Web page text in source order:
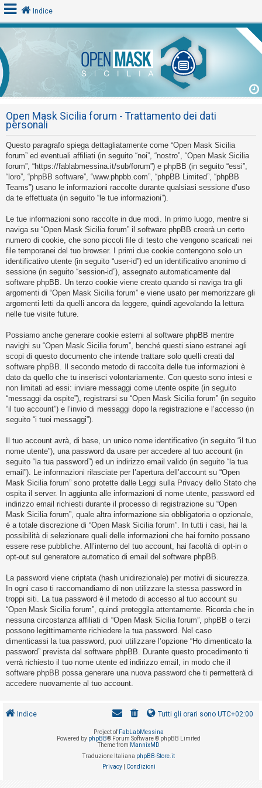
o
g
n
A
r
g
o
m
e
n
t
i
s
e
n
a
r
i
s
p
o
s
t
a
A
r
g
o
m
e
n
t
i
a
t
t
i
v
i
Indice
Open Mask Sicilia forum - Trattamento dei dati
personali
Questo paragrafo spiega dettagliatamente come “Open Mask Sicilia
forum” ed eventuali affiliati (in seguito “noi”, “nostro”, “Open Mask Sicilia
forum”, “https://fablabmessina.it/sub/forum”) e phpBB (in seguito “essi”,
“loro”, “phpBB software”, “www.phpbb.com”, “phpBB Limited”, “phpBB
Teams”) usano le informazioni raccolte durante qualsiasi sessione d’uso
da te effettuata (in seguito “le tue informazioni”).
Le tue informazioni sono raccolte in due modi. In primo luogo, mentre si
naviga su “Open Mask Sicilia forum” il software phpBB creerà un certo
numero di cookie, che sono piccoli file di testo che vengono scaricati nei
file temporanei del tuo browser. I primi due cookie contengono solo un
identificativo utente (in seguito “user-id”) ed un identificativo anonimo di
sessione (in seguito “session-id”), assegnato automaticamente dal
software phpBB. Un terzo cookie viene creato quando si naviga tra gli
argomenti di “Open Mask Sicilia forum” e viene usato per memorizzare gli
argomenti letti da quelli ancora da leggere, quindi agevolando la lettura
nelle tue visite future.
Possiamo anche generare cookie esterni al software phpBB mentre
navighi su “Open Mask Sicilia forum”, benché questi siano estranei agli
scopi di questo documento che intende trattare solo quelli creati dal
software phpBB. Il secondo metodo di raccolta delle tue informazioni è
dato da quello che tu inserisci volontariamente. Con questo sono intesi e
non limitati ad essi: inviare messaggi come utente ospite (in seguito
“messaggi da ospite”), registrarsi su “Open Mask Sicilia forum” (in seguito
“il tuo account”) e l’invio di messaggi dopo la registrazione e l’accesso (in
seguito “i tuoi messaggi”).
Il tuo account avrà, di base, un unico nome identificativo (in seguito “il tuo
nome utente”), una password da usare per accedere al tuo account (in
seguito “la tua password”) ed un indirizzo email valido (in seguito “la tua
email”). Le informazioni rilasciate per l’apertura dell’account su “Open
Mask Sicilia forum” sono protette dalle Leggi sulla Privacy dello Stato che
ospita il server. In aggiunta alle informazioni di nome utente, password ed
indirizzo email richiesti durante il processo di registrazione su “Open
Mask Sicilia forum”, quale altra informazione sia obbligatoria o opzionale,
è a totale discrezione di “Open Mask Sicilia forum”. In tutti i casi, hai la
possibilità di selezionare quali delle informazioni che hai fornito possano
essere rese pubbliche. All’interno del tuo account, hai facoltà di opt-in o
opt-out sul generatore automatico di email del software phpBB.
La password viene criptata (hash unidirezionale) per motivi di sicurezza.
In ogni caso ti raccomandiamo di non utilizzare la stessa password in
troppi siti. La tua password è il metodo di accesso al tuo account su
“Open Mask Sicilia forum”, quindi proteggila attentamente. Ricorda che in
nessuna circostanza affiliati di “Open Mask Sicilia forum”, phpBB o terzi
possono legittimamente richiedere la tua password. Nel caso
dimenticassi la tua password, puoi utilizzare l’opzione “Ho dimenticato la
password” prevista dal software phpBB. Durante questo procedimento ti
verrà richiesto il tuo nome utente ed indirizzo email, in modo che il
software phpBB possa generare una nuova password che ti permetterà di
accedere nuovamente al tuo account.
Indice Tutti gli orari sono UTC+02:00
Project of FabLabMessina
Powered by phpBB® Forum Software © phpBB Limited
Theme from MannixMD
Traduzione Italiana phpBB-Store.it
Privacy| Condizioni